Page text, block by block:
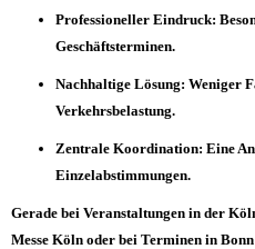
Professioneller Eindruck:
Geschäftsterminen.
Nachhaltige Lösung: Weniger
Verkehrsbelastung.
Zentrale Koordination: Eine
Einzelabstimmungen.
Gerade bei Veranstaltungen in der
Messe Köln oder bei Terminen in